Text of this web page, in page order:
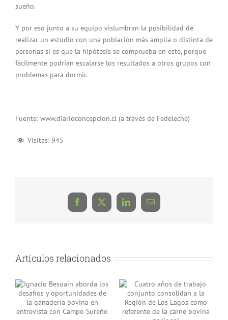
sueño.
Y por eso junto a su equipo vislumbran la posibilidad de
realizar un estudio con una población más amplia o distinta de
personas si es que la hipótesis se comprueba en este, porque
fácilmente podrían escalarse los resultados a otros grupos con
problemas para dormir.
Fuente: www.diarioconcepcion.cl (a través de Fedeleche)
Visitas: 945
Facebook
X LinkedInCorreo
electrónico
Artículos relacionados